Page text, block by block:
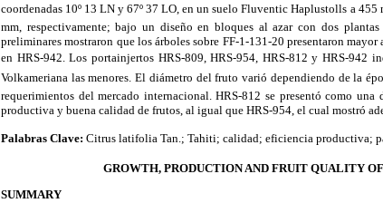
coordenadas 10º 13 LN y 67º 37 LO, en un suelo Fluventic Haplustolls a
mm, respectivamente; bajo un diseño en bloques al azar con dos
preliminares mostraron que los árboles sobre FF-1-131-20 presentaron
en HRS-942. Los portainjertos HRS-809, HRS-954, HRS-812 y HRS-942
Volkameriana las menores. El diámetro del fruto varió dependiendo de la
requerimientos del mercado internacional. HRS-812 se presentó como
productiva y buena calidad de frutos, al igual que HRS-954, el cual mostró
Palabras Clave: Citrus latifolia Tan.; Tahiti; calidad; eficiencia productiva;
GROWTH, PRODUCTION AND FRUIT QUALITY
SUMMARY